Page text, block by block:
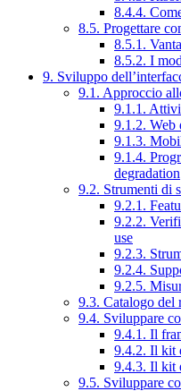
8.4.4.
8.5. Progettare
8.5.1.
8.5.2. I
9. Sviluppo
9.1. Approccio
9.1.1.
9.1.2. Web
9.1.3.
9.1.4.
degradation
9.2. Strumenti di
9.2.1.
9.2.2.
use
9.2.3.
9.2.4.
9.2.5.
9.3. Catalogo del
9.4. Sviluppare
9.4.1. Il
9.4.2. Il kit
9.4.3. Il kit
9.5. Sviluppare